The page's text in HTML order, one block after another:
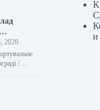
та
2026
/
и